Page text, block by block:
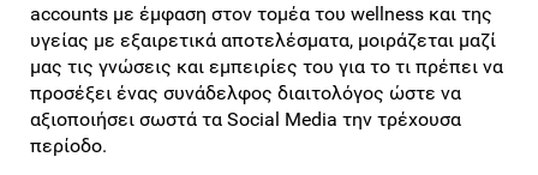
accounts με έμφαση στον τομέα του wellness και της
υγείας με εξαιρετικά αποτελέσματα, μοιράζεται μαζί
μας τις γνώσεις και εμπειρίες του για το τι πρέπει να
προσέξει ένας συνάδελφος διαιτολόγος ώστε να
αξιοποιήσει σωστά τα Social Media την τρέχουσα
περίοδο.